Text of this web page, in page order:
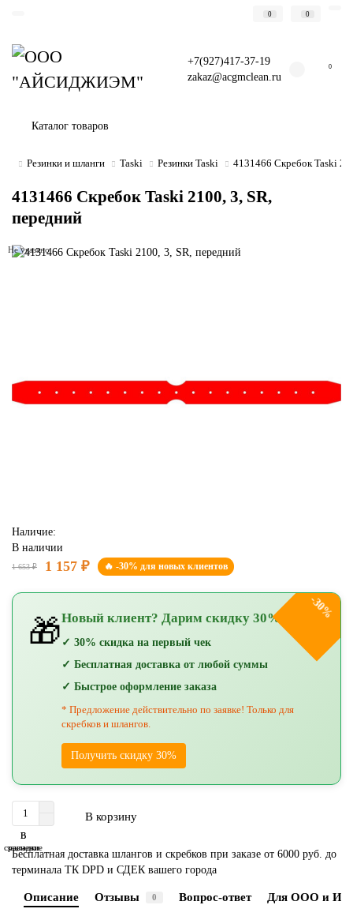
0 0
+7(927)417-37-19
zakaz@acgmclean.ru
0
Каталог товаров
Резинки и шланги Taski Резинки Taski 4131466 Скребок Taski
4131466 Скребок Taski 2100, 3, SR,
передний
Не указано
Наличие:
В наличии
1 653 ₽ 1 157 ₽ 🔥 -30% для новых клиентов
-30%
🎁Новый клиент? Дарим скидку 30%!
✓ 30% скидка на первый чек
✓ Бесплатная доставка от любой суммы
✓ Быстрое оформление заказа
* Предложение действительно по заявке! Только для
скребков и шлангов.
Получить скидку 30%
В корзину
В
закладки
В
сравнение
Бесплатная доставка шлангов и скребков при заказе от 6000 руб. до
терминала ТК DPD и СДЕК вашего города
Описание Отзывы 0 Вопрос-ответ Для ООО и ИП